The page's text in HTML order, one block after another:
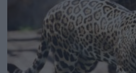
κροκόδειλος είχε ένα θήραμα στο
πλησίασε για […]